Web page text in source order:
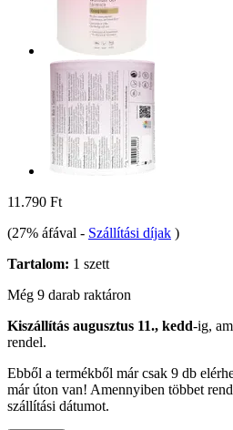
11.790 Ft
(27% áfával - Szállítási díjak )
Tartalom: 1 szett
Még 9 darab raktáron
Kiszállítás augusztus 11., kedd-ig,
rendel.
Ebből a termékből már csak 9 db
már úton van! Amennyiben többet
szállítási dátumot.